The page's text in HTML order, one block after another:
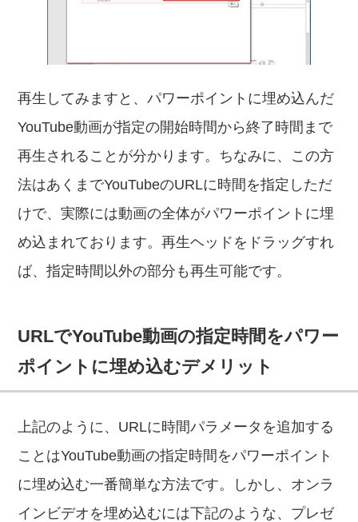
再生してみますと、パワーポイントに埋め込んだ
YouTube動画が指定の開始時間から終了時間まで
再生されることが分かります。ちなみに、この方
法はあくまでYouTubeのURLに時間を指定しただ
けで、実際には動画の全体がパワーポイントに埋
め込まれております。再生ヘッドをドラッグすれ
ば、指定時間以外の部分も再生可能です。
URLでYouTube動画の指定時間をパワー
ポイントに埋め込むデメリット
上記のように、URLに時間パラメータを追加する
ことはYouTube動画の指定時間をパワーポイント
に埋め込む一番簡単な方法です。しかし、オンラ
インビデオを埋め込むには下記のような、プレゼ